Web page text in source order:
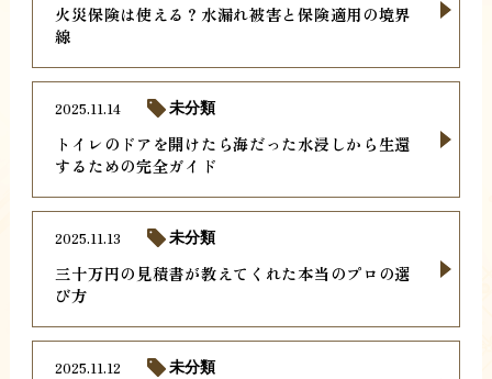
火災保険は使える？水漏れ被害と保険適用の境界
線
トイレのドアを開けたら海だった水浸しから生還
するための完全ガイド
2025.11.14 未分類
三十万円の見積書が教えてくれた本当のプロの選
び方
2025.11.13 未分類
2025.11.12 未分類